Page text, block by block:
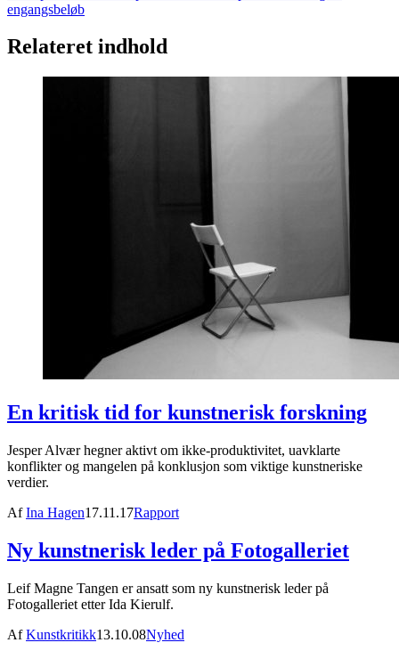
engangsbeløb
Relateret indhold
En kritisk tid for kunstnerisk forskning
Jesper Alvær hegner aktivt om ikke-produktivitet, uavklarte
konflikter og mangelen på konklusjon som viktige kunstneriske
verdier.
AfIna Hagen17.11.17Rapport
Ny kunstnerisk leder på Fotogalleriet
Leif Magne Tangen er ansatt som ny kunstnerisk leder på
Fotogalleriet etter Ida Kierulf.
AfKunstkritikk13.10.08Nyhed